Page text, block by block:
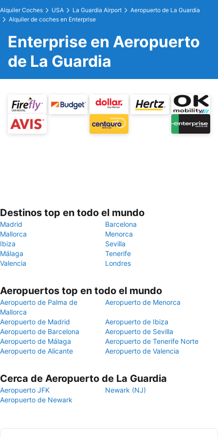
Alquiler Coches USA La Guardia Airport
Aeropuerto de La Guardia
Alquiler de coches en Enterprise
Enterprise en Aeropuerto
de La Guardia
Destinos top en todo el mundo
Madrid
Barcelona
Mallorca
Menorca
Ibiza
Sevilla
Málaga
Tenerife
Valencia
Londres
Aeropuertos top en todo el mundo
Aeropuerto de Palma de
Mallorca
Aeropuerto de Menorca
Aeropuerto de Madrid
Aeropuerto de Ibiza
Aeropuerto de Barcelona
Aeropuerto de Sevilla
Aeropuerto de Málaga
Aeropuerto de Tenerife Norte
Aeropuerto de Alicante
Aeropuerto de Valencia
Cerca de Aeropuerto de La Guardia
Aeropuerto JFK
Newark (NJ)
Aeropuerto de Newark